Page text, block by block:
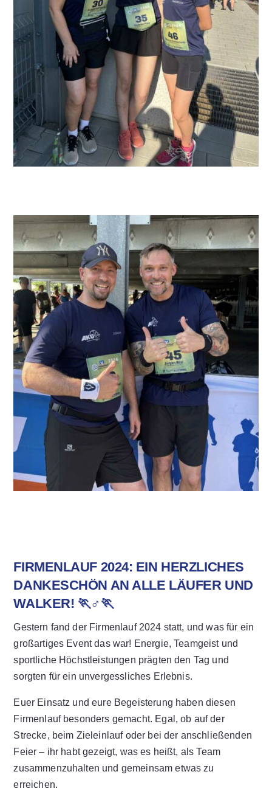
FIRMENLAUF 2024: EIN HERZLICHES
DANKESCHÖN AN ALLE LÄUFER UND
WALKER! 🏃♂️🏃
Gestern fand der Firmenlauf 2024 statt, und was für ein
großartiges Event das war! Energie, Teamgeist und
sportliche Höchstleistungen prägten den Tag und
sorgten für ein unvergessliches Erlebnis.
Euer Einsatz und eure Begeisterung haben diesen
Firmenlauf besonders gemacht. Egal, ob auf der
Strecke, beim Zieleinlauf oder bei der anschließenden
Feier – ihr habt gezeigt, was es heißt, als Team
zusammenzuhalten und gemeinsam etwas zu
erreichen.